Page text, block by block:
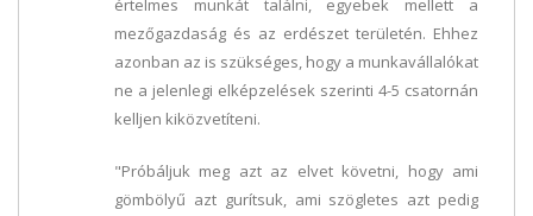
értelmes munkát találni, egyebek mellett a
mezőgazdaság és az erdészet területén. Ehhez
azonban az is szükséges, hogy a munkavállalókat
ne a jelenlegi elképzelések szerinti 4-5 csatornán
kelljen kiközvetíteni.
"Próbáljuk meg azt az elvet követni, hogy ami
gömbölyű azt gurítsuk, ami szögletes azt pedig